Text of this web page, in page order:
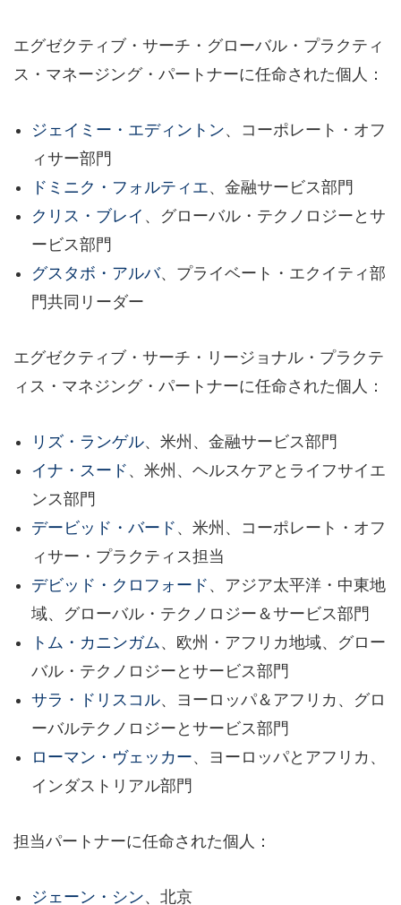
エグゼクティブ・サーチ・グローバル・プラクティ
ス・マネージング・パートナーに任命された個人：
ジェイミー・エディントン、コーポレート・オフ
ィサー部門
ドミニク・フォルティエ、金融サービス部門
クリス・ブレイ 、グローバル・テクノロジーとサ
ービス部門
グスタボ・アルバ、プライベート・エクイティ部
門共同リーダー
エグゼクティブ・サーチ・リージョナル・プラクテ
ィス・マネジング・パートナーに任命された個人：
リズ・ランゲル、米州、金融サービス部門
イナ・スード 、米州、ヘルスケアとライフサイエ
ンス部門
デービッド・バード 、米州、コーポレート・オフ
ィサー・プラクティス担当
デビッド・クロフォード 、アジア太平洋・中東地
域、グローバル・テクノロジー＆サービス部門
トム・カニンガム、欧州・アフリカ地域、グロー
バル・テクノロジーとサービス部門
サラ・ドリスコル、ヨーロッパ＆アフリカ、グロ
ーバルテクノロジーとサービス部門
ローマン・ヴェッカー、ヨーロッパとアフリカ、
インダストリアル部門
担当パートナーに任命された個人：
ジェーン・シン、北京